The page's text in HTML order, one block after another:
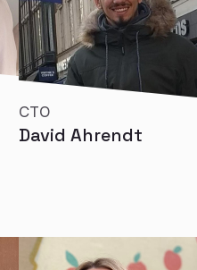
CTO
David Ahrendt